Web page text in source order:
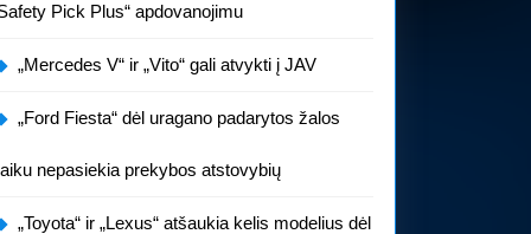
Pick Plus“ apdovanojimu
„Mercedes V“ ir „Vito“ gali atvykti į JAV
„Ford Fiesta“ dėl uragano padarytos žalos
nepasiekia prekybos atstovybių
„Toyota“ ir „Lexus“ atšaukia kelis modelius dėl